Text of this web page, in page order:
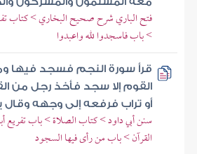
فتح الباري شرح صحيح البخاري > كتاب
> باب فاسجدوا لله واعبدوا
قرأ سورة النجم فسجد فيها
القوم إلا سجد فأخذ رجل من
أو تراب فرفعه إلى وجهه وقال
سنن أبي داود > كتاب الصلاة > باب
القرآن > باب من رأى فيها السجود